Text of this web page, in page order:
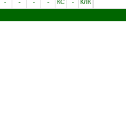
- - - - КС - КЛК